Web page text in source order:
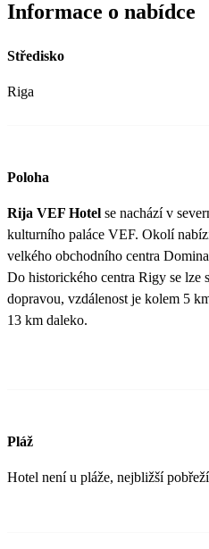
Informace o nabídce
Středisko
Riga
Poloha
Rija VEF Hotel se nachází v
kulturního paláce VEF. Okolí
velkého obchodního centra
Do historického centra Rigy se lze
dopravou, vzdálenost je kolem 5
13 km daleko.
Pláž
Hotel není u pláže, nejbližší